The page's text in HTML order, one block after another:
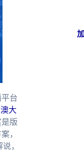
台
大
版
，
，